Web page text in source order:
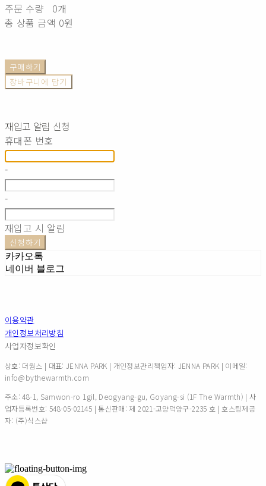
주문 수량
0개
총 상품 금액 0원
구매하기
장바구니에 담기
재입고 알림 신청
휴대폰 번호
-
-
재입고 시 알림
신청하기
카카오톡
네이버 블로그
이용약관
개인정보처리방침
사업자정보확인
상호: 더웜스 | 대표: JENNA PARK | 개인정보관리책임자: JENNA PARK | 이메일:
info@bythewarmth.com
주소: 48-1, Samwon-ro 1gil, Deogyang-gu, Goyang-si (1F The Warmth) | 사
업자등록번호: 548-05-02145 | 통신판매:제 2021-고양덕양구-2235 호 | 호스팅제공
자: (주)식스샵